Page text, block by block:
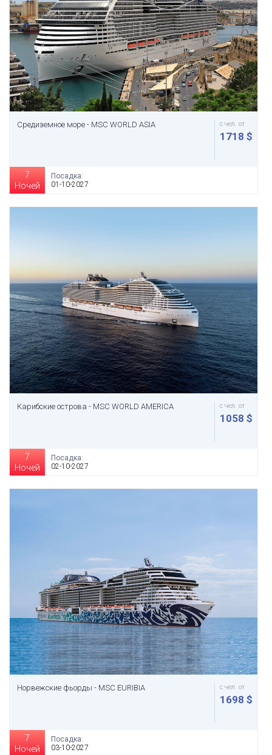
Средиземное море - MSC WORLD ASIA с чел. от
1718 $
7
Ночей
Посадка:
01-10-2027
Карибские острова - MSC WORLD AMERICA с чел. от
1058 $
7
Ночей
Посадка:
02-10-2027
Норвежские фьорды - MSC EURIBIA с чел. от
1698 $
7
Ночей
Посадка:
03-10-2027